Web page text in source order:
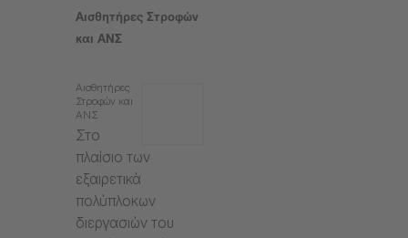
Αισθητήρες Στροφών
και ΑΝΣ
Αισθητήρες
Στροφών και
ΑΝΣ
Στο
πλαίσιο των
εξαιρετικά
πολύπλοκων
διεργασιών του